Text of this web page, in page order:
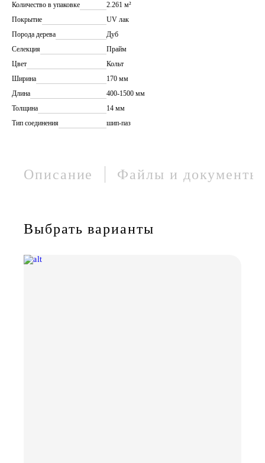
Количество в упаковке
2.261 м²
Покрытие
UV лак
Порода дерева
Дуб
Селекция
Прайм
Цвет
Кольт
Ширина
170 мм
Длина
400-1500 мм
Толщина
14 мм
Тип соединения
шип-паз
Описание Файлы и документы
Выбрать варианты